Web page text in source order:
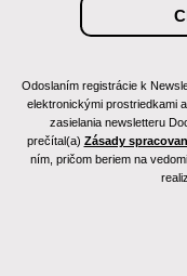
Odoslaním registrácie k
elektronickými prostriedkami
zasielania newsletteru
prečítal(a) Zásady
ním, pričom beriem na